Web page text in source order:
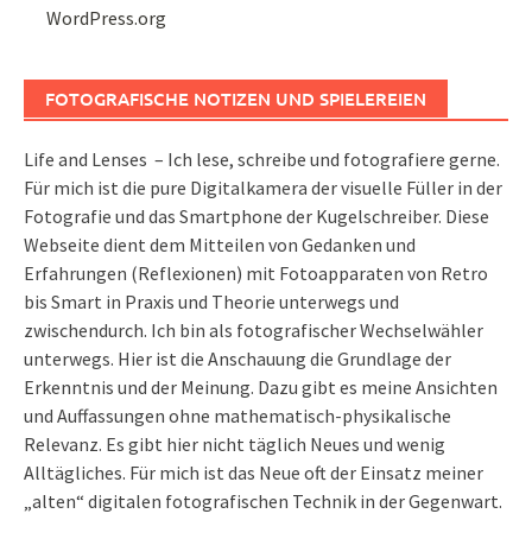
WordPress.org
FOTOGRAFISCHE NOTIZEN UND SPIELEREIEN
Life and Lenses – Ich lese, schreibe und fotografiere gerne.
Für mich ist die pure Digitalkamera der visuelle Füller in der
Fotografie und das Smartphone der Kugelschreiber. Diese
Webseite dient dem Mitteilen von Gedanken und
Erfahrungen (Reflexionen) mit Fotoapparaten von Retro
bis Smart in Praxis und Theorie unterwegs und
zwischendurch. Ich bin als fotografischer Wechselwähler
unterwegs. Hier ist die Anschauung die Grundlage der
Erkenntnis und der Meinung. Dazu gibt es meine Ansichten
und Auffassungen ohne mathematisch-physikalische
Relevanz. Es gibt hier nicht täglich Neues und wenig
Alltägliches. Für mich ist das Neue oft der Einsatz meiner
„alten“ digitalen fotografischen Technik in der Gegenwart.